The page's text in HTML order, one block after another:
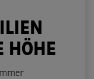
HÖHE